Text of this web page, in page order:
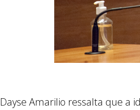
Dayse Amarilio ressalta que a